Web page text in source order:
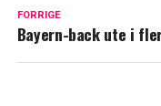
FORRIGE
Bayern-back ute i